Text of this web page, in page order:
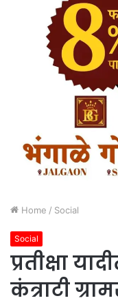
Home / Social
Social
प्रतीक्षा
कंत्राटी